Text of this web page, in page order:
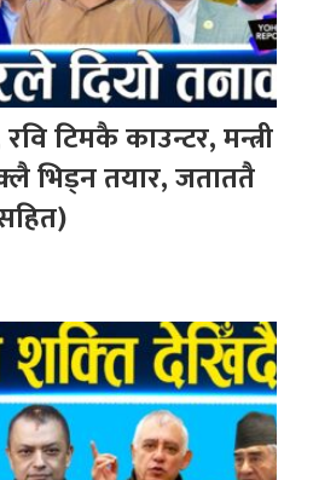
टिमकै काउन्टर, मन्त्री
भिड्न तयार, जताततै